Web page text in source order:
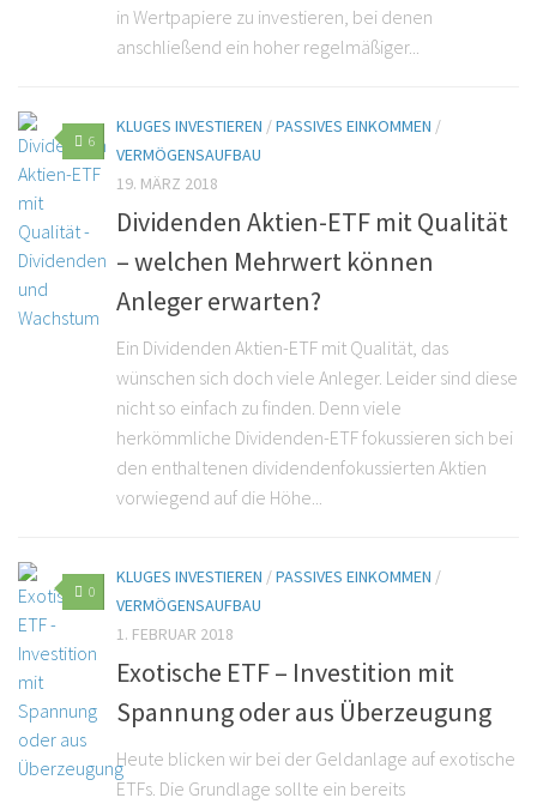
in Wertpapiere zu investieren, bei denen
anschließend ein hoher regelmäßiger...
6
KLUGES INVESTIEREN /PASSIVES EINKOMMEN /
VERMÖGENSAUFBAU
19. MÄRZ 2018
Dividenden Aktien-ETF mit Qualität
– welchen Mehrwert können
Anleger erwarten?
Ein Dividenden Aktien-ETF mit Qualität, das
wünschen sich doch viele Anleger. Leider sind diese
nicht so einfach zu finden. Denn viele
herkömmliche Dividenden-ETF fokussieren sich bei
den enthaltenen dividendenfokussierten Aktien
vorwiegend auf die Höhe...
0
KLUGES INVESTIEREN /PASSIVES EINKOMMEN /
VERMÖGENSAUFBAU
1. FEBRUAR 2018
Exotische ETF – Investition mit
Spannung oder aus Überzeugung
Heute blicken wir bei der Geldanlage auf exotische
ETFs. Die Grundlage sollte ein bereits